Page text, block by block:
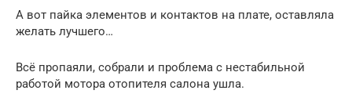
А вот пайка элементов и контактов на плате, оставляла
желать лучшего…
Всё пропаяли, собрали и проблема с нестабильной
работой мотора отопителя салона ушла.